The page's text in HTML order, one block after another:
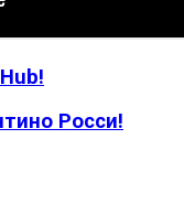
Росси!